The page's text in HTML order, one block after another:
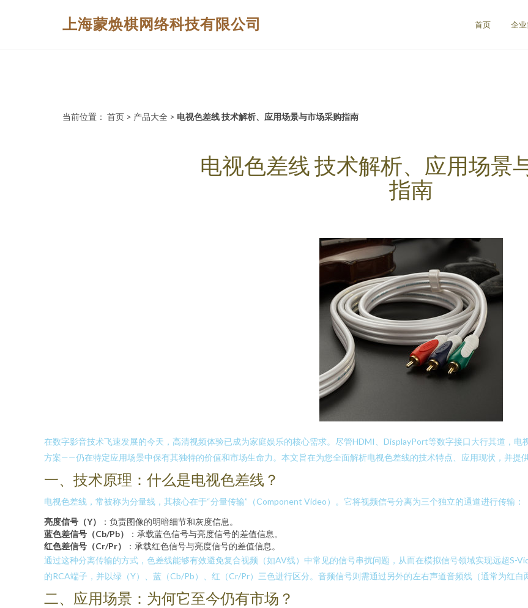
上海蒙焕棋网络科技有限公司 首页 企
当前位置： 首页 > 产品大全 > 电视色差线 技术解析、应用场景与市场采购指南
电视色差线 技术解析、应用场景
指南
在数字影音技术飞速发展的今天，高清视频体验已成为家庭娱乐的核心需求。尽管HDMI、DisplayPort等数字接口大行其道，
方案——仍在特定应用场景中保有其独特的价值和市场生命力。本文旨在为您全面解析电视色差线的技术特点、应用现状，并提
一、技术原理：什么是电视色差线？
电视色差线，常被称为分量线，其核心在于“分量传输”（Component Video）。它将视频信号分离为三个独立的通道进行传输：
亮度信号（Y）
：负责图像的明暗细节和灰度信息。
蓝色差信号（Cb/Pb）
：承载蓝色信号与亮度信号的差值信息。
红色差信号（Cr/Pr）
：承载红色信号与亮度信号的差值信息。
通过这种分离传输的方式，色差线能够有效避免复合视频（如AV线）中常见的信号串扰问题，从而在模拟信号领域实现远超S-
的RCA端子，并以绿（Y）、蓝（Cb/Pb）、红（Cr/Pr）三色进行区分。音频信号则需通过另外的左右声道音频线（通常为红白
二、应用场景：为何它至今仍有市场？